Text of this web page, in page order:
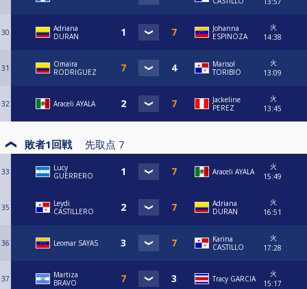
30
Adriana
DURAN
Johanna
ESPINOZA
火
14:38
31
Omaira
RODRIGUEZ
Marisol
TORIBIO
火
13:09
32 Araceli AYALA
Jackeline
PEREZ
火
13:45
敗者1回戦 先取点 7
33
Lucy
GUERRERO
Araceli AYALA
火
15:49
35
Leydi
CASTILLERO
Adriana
DURAN
火
16:51
36 Leomar SAYAS
Karina
CASTILLO
火
17:28
37
Martiza
BRAVO
Tracy GARCIA
火
15:17